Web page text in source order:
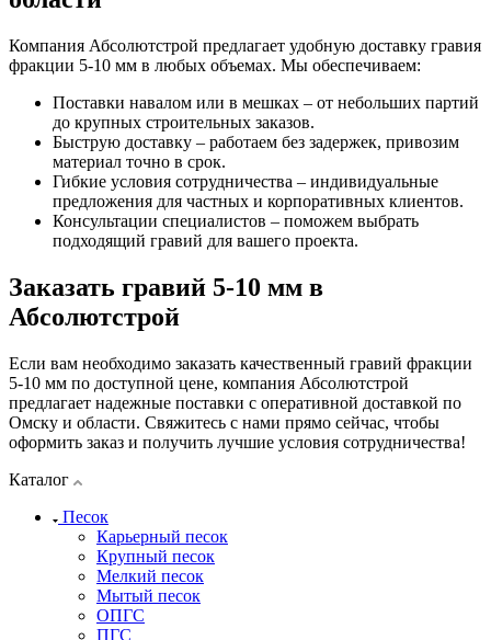
Компания Абсолютстрой предлагает удобную доставку гравия
фракции 5-10 мм в любых объемах. Мы обеспечиваем:
Поставки навалом или в мешках – от небольших партий
до крупных строительных заказов.
Быструю доставку – работаем без задержек, привозим
материал точно в срок.
Гибкие условия сотрудничества – индивидуальные
предложения для частных и корпоративных клиентов.
Консультации специалистов – поможем выбрать
подходящий гравий для вашего проекта.
Заказать гравий 5-10 мм в
Абсолютстрой
Если вам необходимо заказать качественный гравий фракции
5-10 мм по доступной цене, компания Абсолютстрой
предлагает надежные поставки с оперативной доставкой по
Омску и области. Свяжитесь с нами прямо сейчас, чтобы
оформить заказ и получить лучшие условия сотрудничества!
Каталог
Песок
Карьерный песок
Крупный песок
Мелкий песок
Мытый песок
ОПГС
ПГС